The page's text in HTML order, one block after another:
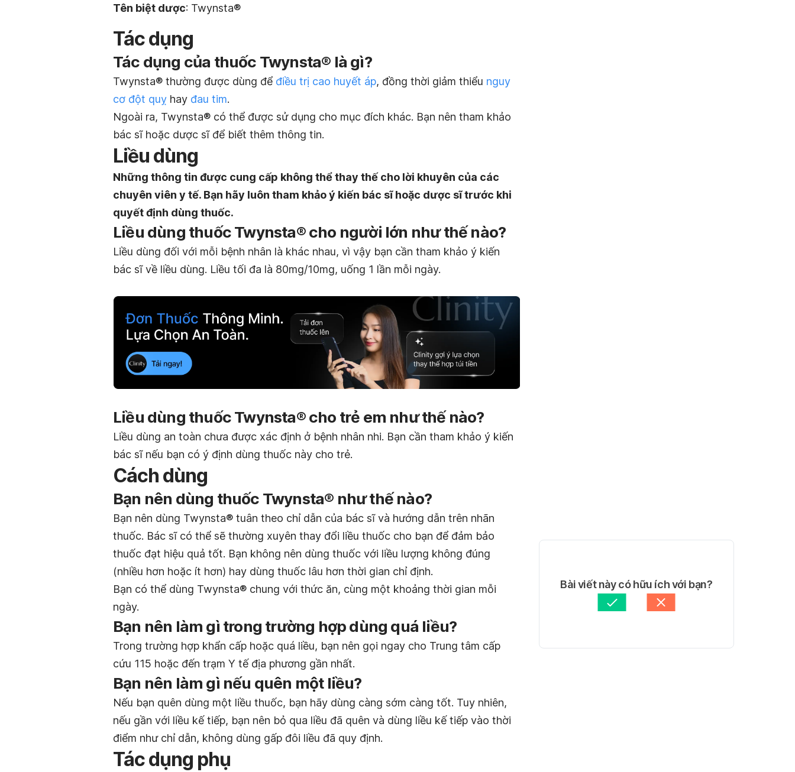
Tên biệt dược: Twynsta®
Tác dụng
Tác dụng của thuốc Twynsta® là gì?
Twynsta® thường được dùng để điều trị cao huyết áp, đồng thời giảm thiểu nguy
cơ đột quỵ hay đau tim.
Ngoài ra, Twynsta® có thể được sử dụng cho mục đích khác. Bạn nên tham khảo
bác sĩ hoặc dược sĩ để biết thêm thông tin.
Liều dùng
Những thông tin được cung cấp không thể thay thế cho lời khuyên của các
chuyên viên y tế. Bạn hãy luôn tham khảo ý kiến bác sĩ hoặc dược sĩ trước khi
quyết định dùng thuốc.
Liều dùng thuốc Twynsta® cho người lớn như thế nào?
Liều dùng đối với mỗi bệnh nhân là khác nhau, vì vậy bạn cần tham khảo ý kiến
bác sĩ về liều dùng. Liều tối đa là 80mg/10mg, uống 1 lần mỗi ngày.
Liều dùng thuốc Twynsta® cho trẻ em như thế nào?
Liều dùng an toàn chưa được xác định ở bệnh nhân nhi. Bạn cần tham khảo ý kiến
bác sĩ nếu bạn có ý định dùng thuốc này cho trẻ.
Cách dùng
Bạn nên dùng thuốc Twynsta® như thế nào?
Bạn nên dùng Twynsta® tuân theo chỉ dẫn của bác sĩ và hướng dẫn trên nhãn
thuốc. Bác sĩ có thể sẽ thường xuyên thay đổi liều thuốc cho bạn để đảm bảo
thuốc đạt hiệu quả tốt. Bạn không nên dùng thuốc với liều lượng không đúng
(nhiều hơn hoặc ít hơn) hay dùng thuốc lâu hơn thời gian chỉ định.
Bạn có thể dùng Twynsta® chung với thức ăn, cùng một khoảng thời gian mỗi
ngày.
Bạn nên làm gì trong trường hợp dùng quá liều?
Trong trường hợp khẩn cấp hoặc quá liều, bạn nên gọi ngay cho Trung tâm cấp
cứu 115 hoặc đến trạm Y tế địa phương gần nhất.
Bạn nên làm gì nếu quên một liều?
Nếu bạn quên dùng một liều thuốc, bạn hãy dùng càng sớm càng tốt. Tuy nhiên,
nếu gần với liều kế tiếp, bạn nên bỏ qua liều đã quên và dùng liều kế tiếp vào thời
điểm như chỉ dẫn, không dùng gấp đôi liều đã quy định.
Tác dụng phụ
Bài viết này có hữu ích với bạn?